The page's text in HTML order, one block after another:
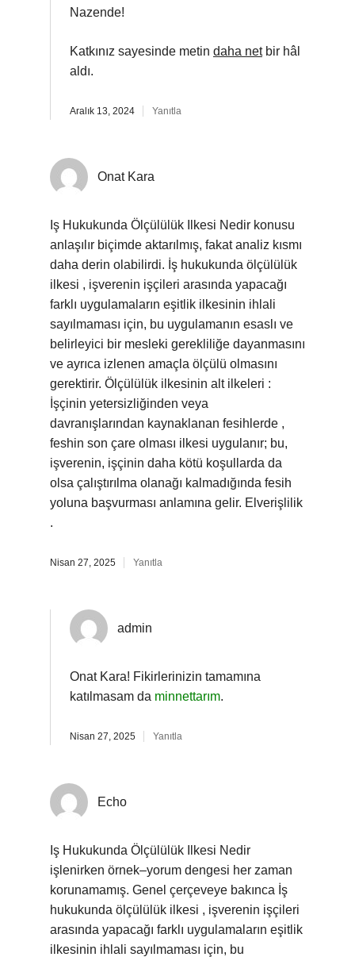
Nazende!
Katkınız sayesinde metin daha netbir hâl
aldı.
Aralık 13, 2024 Yanıtla
Onat Kara
Iş Hukukunda Ölçülülük Ilkesi Nedir konusu
anlaşılır biçimde aktarılmış, fakat analiz kısmı
daha derin olabilirdi. İş hukukunda ölçülülük
ilkesi , işverenin işçileri arasında yapacağı
farklı uygulamaların eşitlik ilkesinin ihlali
sayılmaması için, bu uygulamanın esaslı ve
belirleyici bir mesleki gerekliliğe dayanmasını
ve ayrıca izlenen amaçla ölçülü olmasını
gerektirir. Ölçülülük ilkesinin alt ilkeleri :
İşçinin yetersizliğinden veya
davranışlarından kaynaklanan fesihlerde ,
feshin son çare olması ilkesi uygulanır; bu,
işverenin, işçinin daha kötü koşullarda da
olsa çalıştırılma olanağı kalmadığında fesih
yoluna başvurması anlamına gelir. Elverişlilik
.
Nisan 27, 2025 Yanıtla
admin
Onat Kara! Fikirlerinizin tamamına
katılmasam da minnettarım.
Nisan 27, 2025 Yanıtla
Echo
Iş Hukukunda Ölçülülük Ilkesi Nedir
işlenirken örnek–yorum dengesi her zaman
korunamamış. Genel çerçeveye bakınca İş
hukukunda ölçülülük ilkesi , işverenin işçileri
arasında yapacağı farklı uygulamaların eşitlik
ilkesinin ihlali sayılmaması için, bu